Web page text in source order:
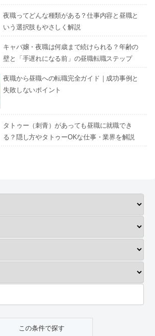
夜職ってどんな種類がある？仕事内容と昼職と
いう選択肢もやさしく解説
キャバ嬢・夜職は何歳まで続けられる？年齢の
壁と「手遅れになる前」の昼職転職ステップ
夜職から昼職への転職完全ガイド｜成功事例と
失敗しないポイント
タトゥー（刺青）があっても昼職に就職でき
る？隠し方やタトゥーOKな仕事・業界を解説